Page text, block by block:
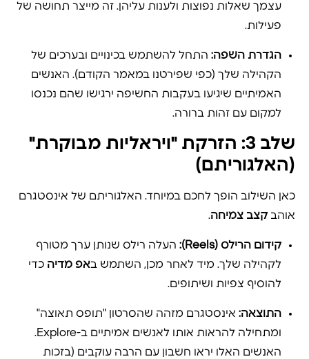
עצמך שאלות נפוצות ולענות עליהן. זה מייצר תחושה של
פעילות.
הגדרת השפה: התחל להשתמש בכינויים ובערכים של
הקהילה שלך (כפי שפירטנו במאמר הקודם). האנשים
האמיתיים שיגיעו בעקבות החשיפה ירגישו שהם נכנסו
למקום עם זהות ברורה.
שלב 3: הזרקת "ויראליות מבוקרת"
(האלגוריתם)
כאן השילוב הופך לחכם במיוחד. האלגוריתם של אינסטגרם
אוהבקצב צמיחה.
קידום הרילס (Reels):
העלה רילס שנותן ערך מטורף
לקהילה שלך. מיד לאחר מכן, השתמש באפ מדיה כדי
להוסיף צפיות ושיתופים.
התוצאה: אינסטגרם מזהה שהסרטון "תופס תאוצה"
ומתחילה להראות אותו לאנשים אמיתיים ב-Explore.
האנשים האלו יראו חשבון עם הרבה עוקבים (בזכות